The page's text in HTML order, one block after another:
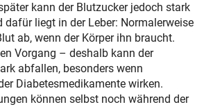
kann der Blutzucker jedoch stark
dafür liegt in der Leber: Normalerweise
ab, wenn der Körper ihn braucht.
Vorgang – deshalb kann der
abfallen, besonders wenn
Diabetesmedikamente wirken.
können selbst noch während der